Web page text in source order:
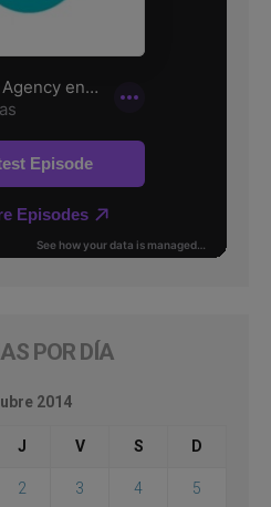
POR DÍA
2014
J V S D
2 3 4 5